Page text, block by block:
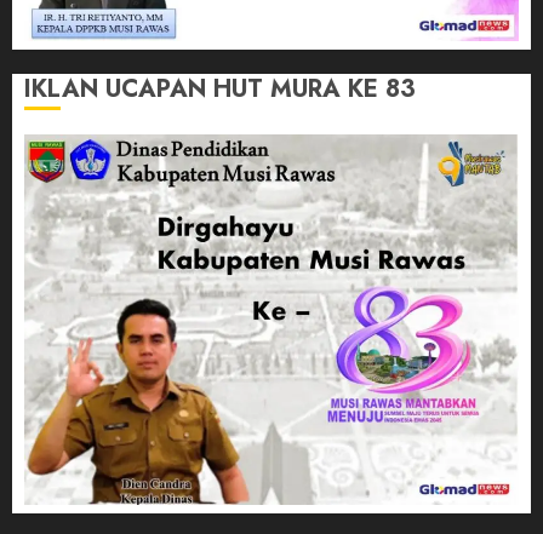
IKLAN UCAPAN HUT MURA KE 83